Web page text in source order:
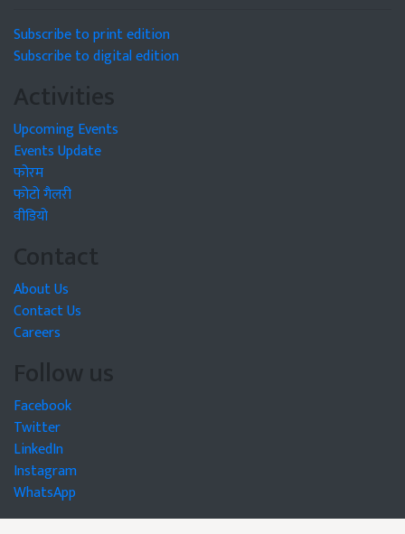
Subscribe to print edition
Subscribe to digital edition
Activities
Upcoming Events
Events Update
फोरम
फोटो गैलरी
वीडियो
Contact
About Us
Contact Us
Careers
Follow us
Facebook
Twitter
LinkedIn
Instagram
WhatsApp